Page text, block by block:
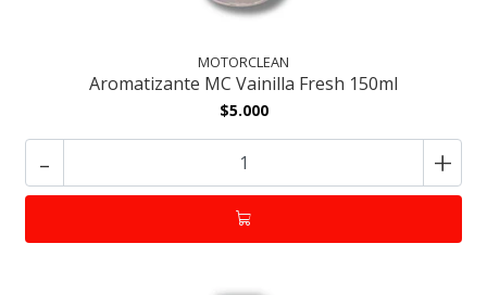
MOTORCLEAN
Aromatizante MC Vainilla Fresh 150ml
$5.000
- +